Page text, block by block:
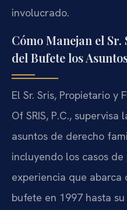
involucrado.
Cómo Manejan el Sr.
del Bufete los
El Sr. Sris, Propietario y
Of SRIS, P.C.,
asuntos de derecho
incluyendo los casos
experiencia que
bufete en 1997 hasta